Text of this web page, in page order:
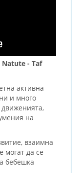
- Taf
активна
и много
на
взаимна
могат да се
бебешка